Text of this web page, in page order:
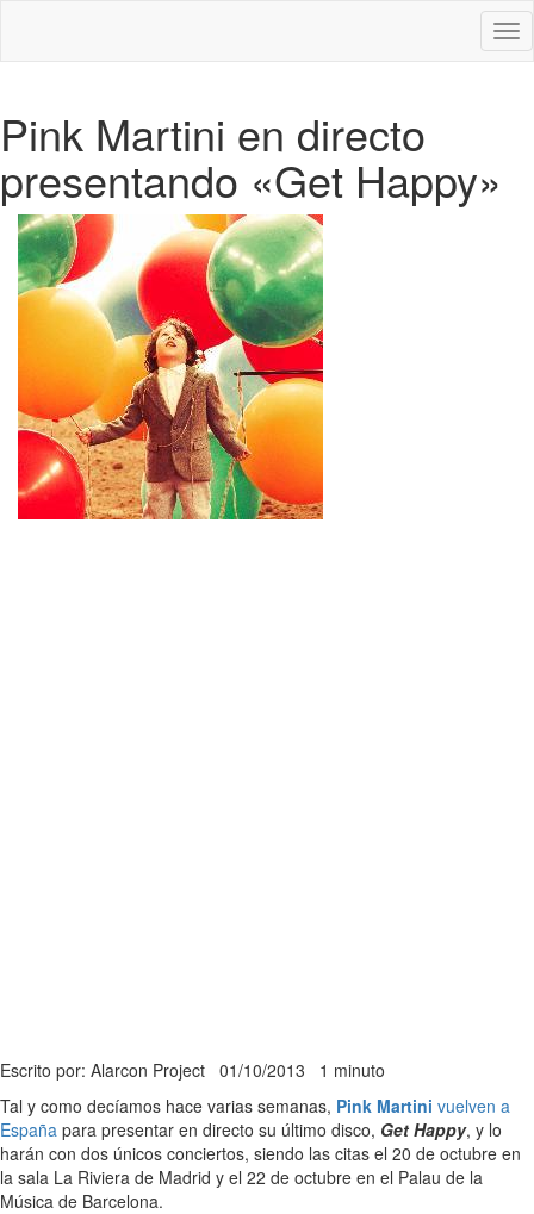
Pink Martini en directo
presentando «Get Happy»
Escrito por: Alarcon Project 01/10/2013 1 minuto
Tal y como decíamos hace varias semanas, Pink Martini vuelven a
España para presentar en directo su último disco, Get Happy, y lo
harán con dos únicos conciertos, siendo las citas el 20 de octubre en
la sala La Riviera de Madrid y el 22 de octubre en el Palau de la
Música de Barcelona.